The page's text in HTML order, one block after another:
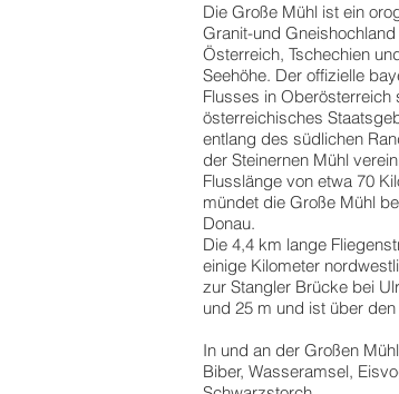
Die Große Mühl ist ein
Granit-und
Österreich, Tschechien
Seehöhe. Der offizielle
Flusses in
österreichisches
entlang des südlichen
der Steinernen Mühl
Flusslänge von etwa 70
mündet die Große Mühl
Donau.
Die 4,4 km lange
einige Kilometer
zur Stangler Brücke bei
und 25 m und ist über
In und an der Großen
Biber, Wasseramsel,